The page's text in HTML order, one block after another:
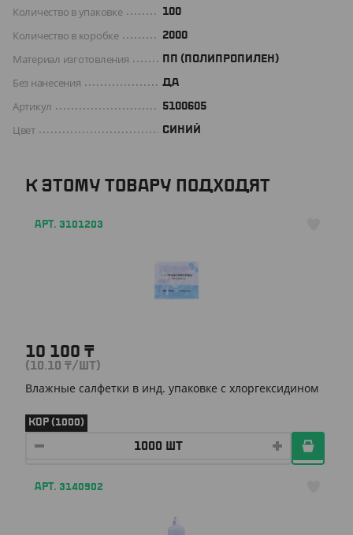
Количество в упаковке 100
Количество в коробке 2000
Материал изготовления ПП (ПОЛИПРОПИЛЕН)
Без нанесения ДА
Артикул 5100605
Цвет СИНИЙ
К ЭТОМУ ТОВАРУ ПОДХОДЯТ
АРТ. 3101203
10 100 ₸
(10.10 ₸/ШТ)
Влажные салфетки в инд. упаковке с хлоргексидином
КОР (1000)
АРТ. 3140902